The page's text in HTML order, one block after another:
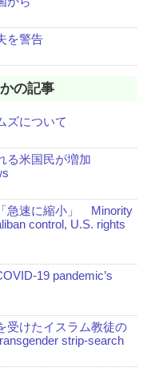
を警告
の記事
ズについて
る米国民が増加
急速に縮小」 Minority
control, U.S. rights
19 pandemic’s
受けたイスラム教徒の
strip-search